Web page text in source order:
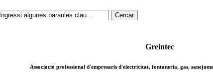
Greintec
Associació professional d'empresaris d'electricitat, fontaneria, gas,